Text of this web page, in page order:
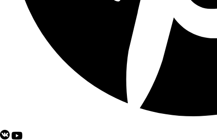
массу преимуществ. Они отлично удерживают тепло,
сохраняют упругость и быстро восстанавливают форму.
Советы по уходу
Одеяла из шерсти нужно регулярно проветривать. Их лучше
стирать руками при температуре не выше 30 градусов, после
этого просто дать воде стечь. Сушить навесу такие изделия
нельзя - они могут деформироваться. Одно пятно лучше
просушить и почистить щеткой для одежды. Изделия из
бамбука можно стирать в стиральной машине без
нельзя, как и сушить навесу.